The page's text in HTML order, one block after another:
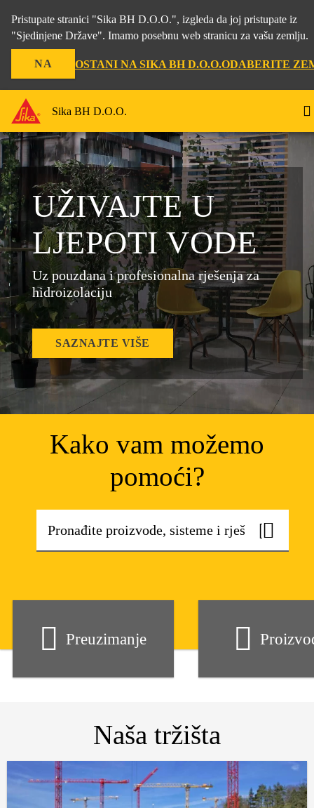
Pristupate stranici "Sika BH D.O.O.", izgleda da joj pristupate iz
"Sjedinjene Države". Imamo posebnu web stranicu za vašu zemlju.
NA OSTANI NA SIKA BH D.O.O.ODABERITE
Sika BH D.O.O.
UŽIVAJTE U
LJEPOTI VODE
Uz pouzdana i profesionalna rješenja za
hidroizolaciju
SAZNAJTE VIŠE
Kako vam možemo
pomoći?
Preuzimanje
Naša tržišta